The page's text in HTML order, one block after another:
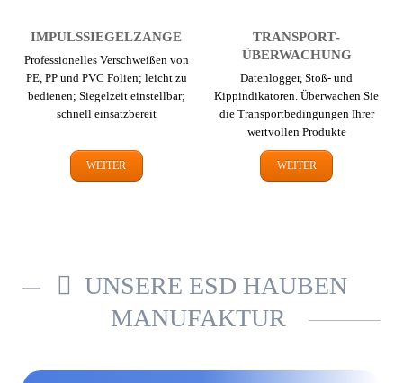
IMPULS­SIEGEL­ZANGE
Professionelles Verschweißen von
PE, PP und PVC Folien; leicht zu
bedienen; Siegelzeit einstellbar;
schnell einsatzbereit
WEITER
TRANSPORT­
ÜBERWACHUNG
Datenlogger, Stoß- und
Kippindikatoren. Überwachen Sie
die Transport­bedingungen Ihrer
wertvollen Produkte
WEITER
UNSERE ESD HAUBEN
MANUFAKTUR